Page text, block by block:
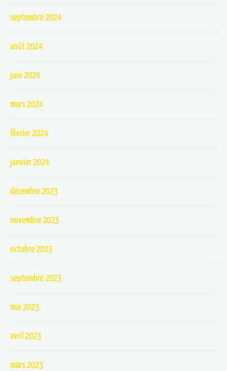
septembre 2024
août 2024
juin 2024
mars 2024
février 2024
janvier 2024
décembre 2023
novembre 2023
octobre 2023
septembre 2023
mai 2023
avril 2023
mars 2023